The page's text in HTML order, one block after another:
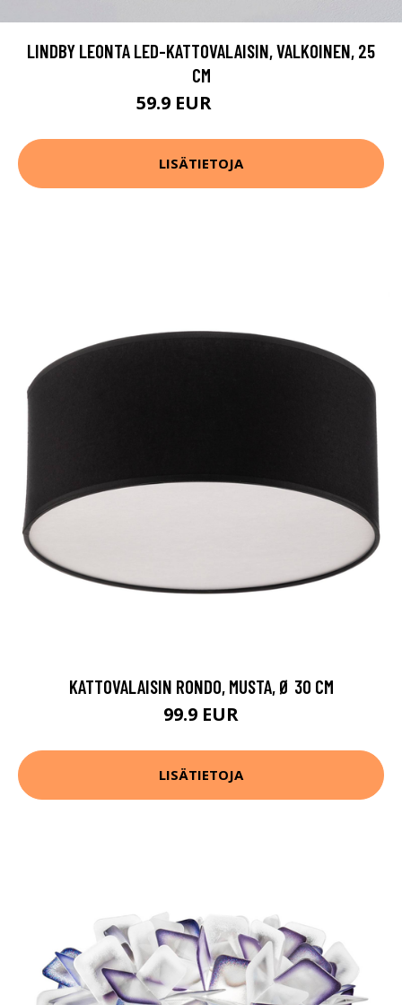
LINDBY LEONTA LED-KATTOVALAISIN, VALKOINEN, 25
CM
59.9 EUR
LISÄTIETOJA
KATTOVALAISIN RONDO, MUSTA, Ø 30 CM
99.9 EUR
LISÄTIETOJA